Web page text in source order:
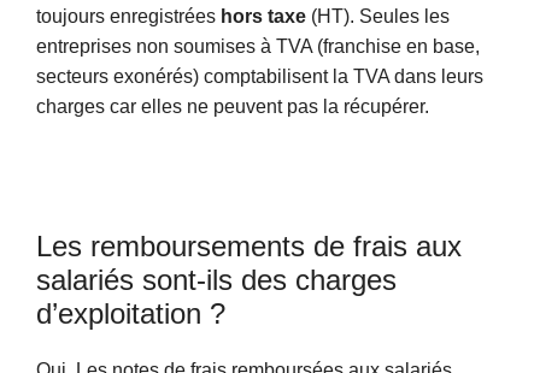
toujours enregistrées hors taxe (HT). Seules les
entreprises non soumises à TVA (franchise en base,
secteurs exonérés) comptabilisent la TVA dans leurs
charges car elles ne peuvent pas la récupérer.
Les remboursements de frais aux
salariés sont-ils des charges
d’exploitation ?